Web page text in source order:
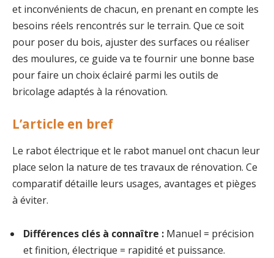
et inconvénients de chacun, en prenant en compte les
besoins réels rencontrés sur le terrain. Que ce soit
pour poser du bois, ajuster des surfaces ou réaliser
des moulures, ce guide va te fournir une bonne base
pour faire un choix éclairé parmi les outils de
bricolage adaptés à la rénovation.
L’article en bref
Le rabot électrique et le rabot manuel ont chacun leur
place selon la nature de tes travaux de rénovation. Ce
comparatif détaille leurs usages, avantages et pièges
à éviter.
Différences clés à connaître : Manuel = précision
et finition, électrique = rapidité et puissance.